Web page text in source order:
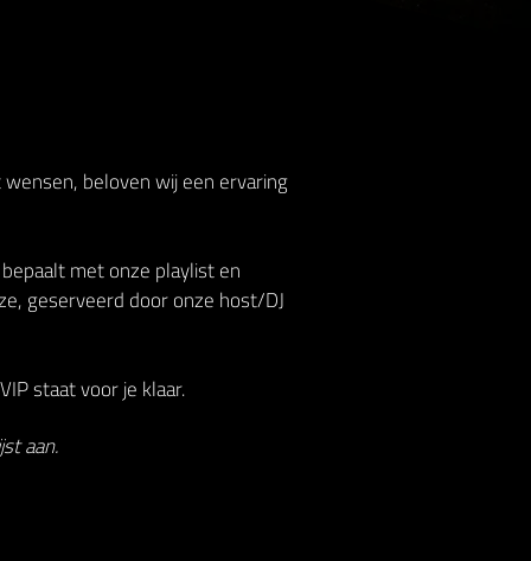
beloven wij een ervaring
met onze playlist en
geserveerd door onze host/DJ
staat voor je klaar.
aan.